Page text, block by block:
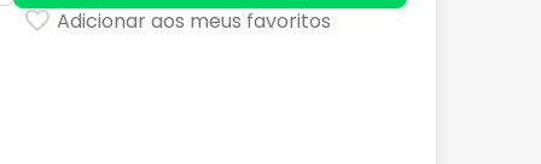
Adicionar aos meus favoritos